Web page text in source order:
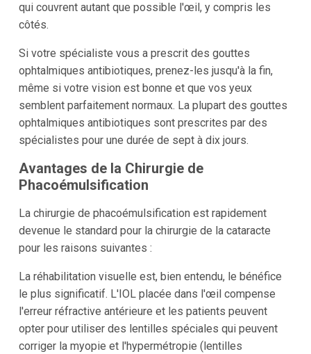
qui couvrent autant que possible l'œil, y compris les
côtés.
Si votre spécialiste vous a prescrit des gouttes
ophtalmiques antibiotiques, prenez-les jusqu'à la fin,
même si votre vision est bonne et que vos yeux
semblent parfaitement normaux. La plupart des gouttes
ophtalmiques antibiotiques sont prescrites par des
spécialistes pour une durée de sept à dix jours.
Avantages de la Chirurgie de
Phacoémulsification
La chirurgie de phacoémulsification est rapidement
devenue le standard pour la chirurgie de la cataracte
pour les raisons suivantes :
La réhabilitation visuelle est, bien entendu, le bénéfice
le plus significatif. L'IOL placée dans l'œil compense
l'erreur réfractive antérieure et les patients peuvent
opter pour utiliser des lentilles spéciales qui peuvent
corriger la myopie et l'hypermétropie (lentilles